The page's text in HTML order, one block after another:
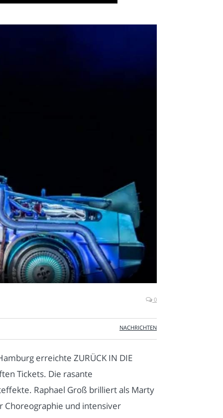
0
NACHRICHTEN
erreichte ZURÜCK IN DIE
Tickets. Die rasante
Raphael Groß brilliert als Marty
Choreographie und intensiver